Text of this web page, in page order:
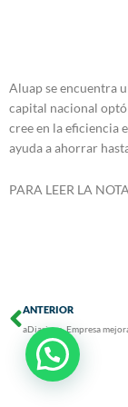
Aluap se encuentra
capital nacional
cree en la eficiencia
ayuda a ahorrar
PARA LEER LA
Prev
ANTERIOR